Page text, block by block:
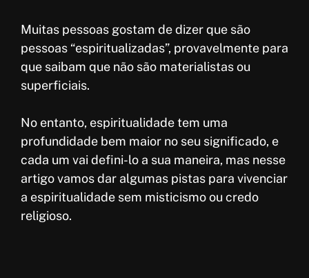
k
p
p
r
e
s
t
e
Muitas pessoas gostam de dizer que são
pessoas “espiritualizadas”, provavelmente para
que saibam que não são materialistas ou
superficiais.
No entanto, espiritualidade tem uma
profundidade bem maior no seu significado, e
cada um vai defini-lo a sua maneira, mas nesse
artigo vamos dar algumas pistas para vivenciar
a espiritualidade sem misticismo ou credo
religioso.